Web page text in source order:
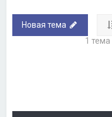
Новая тема
1 тема